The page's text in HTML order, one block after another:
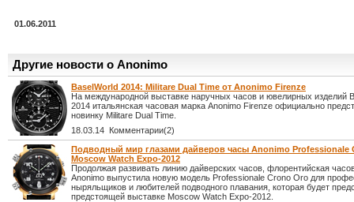
01.06.2011
Другие новости о Anonimo
BaselWorld 2014: Militare Dual Time от Anonimo Firenze
На международной выставке наручных часов и ювелирных изделий
2014 итальянская часовая марка Anonimo Firenze официально
новинку Militare Dual Time.
18.03.14 Комментарии(2)
Подводный мир глазами дайверов часы Anonimo Professionale
Moscow Watch Expo-2012
Продолжая развивать линию дайверских часов, флорентийская
Anonimo выпустила новую модель Professionale Crono Oro для
ныряльщиков и любителей подводного плавания, которая будет
предстоящей выставке Moscow Watch Expo-2012.